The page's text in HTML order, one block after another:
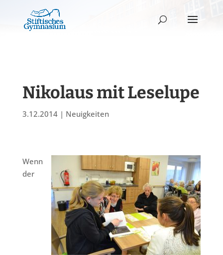
Nikolaus mit Leselupe
3.12.2014| Neuigkeiten
Wenn
der